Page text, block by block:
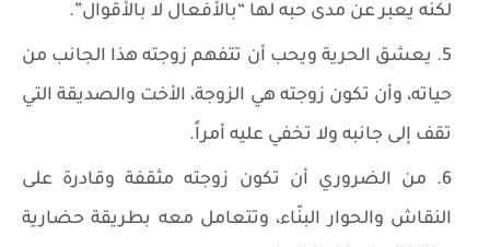
لكنه يعبر عن مدى حبه لها “بالأفعال لا بالأقوال”.
يعشق الحرية ويحب أن تتفهم زوجته هذا الجانب من
حياته، وأن تكون زوجته هي الزوجة، الأخت والصديقة التي
تقف إلى جانبه ولا تخفي عليه أمراً.
من الضروري أن تكون زوجته مثقفة وقادرة على
النقاش والحوار البنّاء، وتتعامل معه بطريقة حضارية